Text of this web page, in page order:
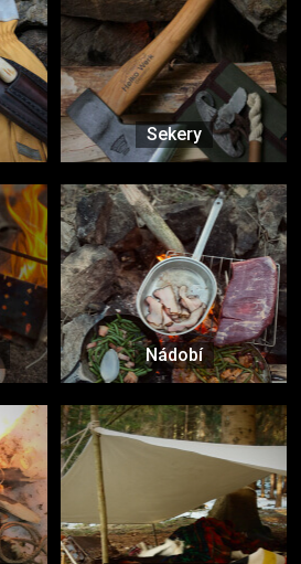
Sekery
Nádobí